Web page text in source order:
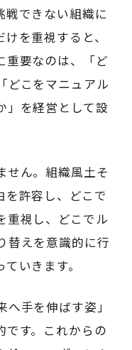
戦できない組織に
を重視すると、
重要なのは、「ど
どこをマニュアル
」を経営として設
せん。組織風土そ
を許容し、どこで
重視し、どこでル
替えを意識的に行
いきます。
手を伸ばす姿」
です。これからの